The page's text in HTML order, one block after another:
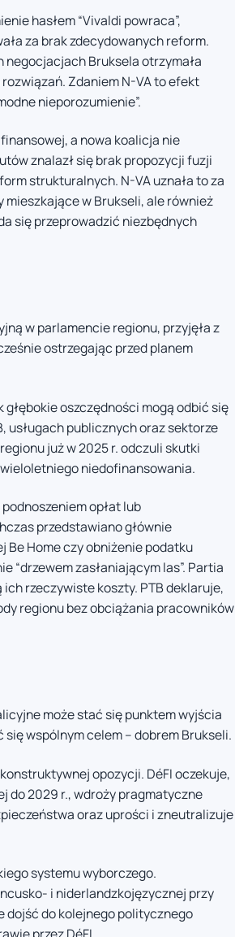
hasłem “Vivaldi powraca”,
za brak zdecydowanych reform.
Bruksela otrzymała
Zdaniem N-VA to efekt
nieporozumienie”.
a nowa koalicja nie
znalazł się brak propozycji fuzji
strukturalnych. N-VA uznała to za
mieszkające w Brukseli, ale również
się przeprowadzić niezbędnych
w parlamencie regionu, przyjęła z
ostrzegając przed planem
oszczędności mogą odbić się
usługach publicznych oraz sektorze
już w 2025 r. odczuli skutki
niedofinansowania.
opłat lub
przedstawiano głównie
Be Home czy obniżenie podatku
“drzewem zasłaniającym las”. Partia
rzeczywiste koszty. PTB deklaruje,
regionu bez obciążania pracowników
może stać się punktem wyjścia
wspólnym celem – dobrem Brukseli.
opozycji. DéFI oczekuje,
do 2029 r., wdroży pragmatyczne
oraz uprości i zneutralizuje
systemu wyborczego.
i niderlandzkojęzycznej przy
dojść do kolejnego politycznego